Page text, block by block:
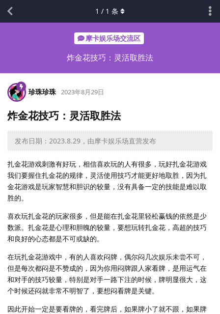
摩卡娱乐场交流区
炸金花技巧：灵活取胜法
1 / 1 条
珍珠珍珠 2023年8月29日
炸金花技巧：灵活取胜法
发布日期：2023.8.29，由摩卡娱乐场直营发布
扎金花游戏刺激有好玩，相信喜欢玩的人有很多，玩好扎金花游戏
我们要握住扎金花的规律，灵活使用技巧才能更好地取胜，因为扎
金花游戏是玩家智慧和胆识的较量，没有具备一定的技能是难以取
胜的。
喜欢玩扎金花的玩家很多，但是能在扎金花里轻松赢钱的依然是少
数派。扎金花是心理和胆魄的较量，要想玩转扎金花，高超的技巧
和良好的心态都是不可或缺的。
在玩扎金花游戏中，有的人喜欢闷牌，偶尔闷几次娱乐未尝不可，
但是每次都闷是不赞成的，因为你用闷牌跟人家看牌，是用运气在
和对手的技巧较量，特别是对手一路下注的时候，牌明显很大，这
个时候还闷就非常不明智了，要想闷看牌是关键。
因此开始一定是要看牌的，看完牌后，如果牌小了就不跟，如果牌